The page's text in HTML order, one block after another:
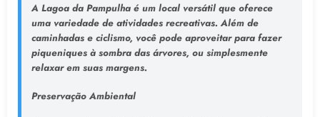
A Lagoa da Pampulha é um local versátil que oferece
uma variedade de atividades recreativas. Além de
caminhadas e ciclismo, você pode aproveitar para fazer
piqueniques à sombra das árvores, ou simplesmente
relaxar em suas margens.
Preservação Ambiental